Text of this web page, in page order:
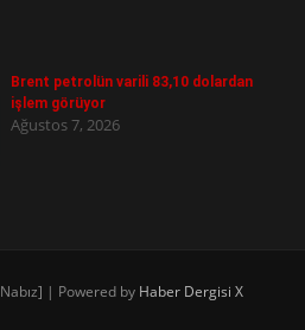
Brent petrolün varili 83,10 dolardan
işlem görüyor
Ağustos 7, 2026
| Powered by Haber Dergisi X